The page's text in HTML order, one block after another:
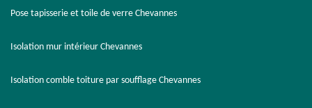
Pose tapisserie et toile de verre Chevannes
Isolation mur intérieur Chevannes
Isolation comble toiture par soufflage Chevannes